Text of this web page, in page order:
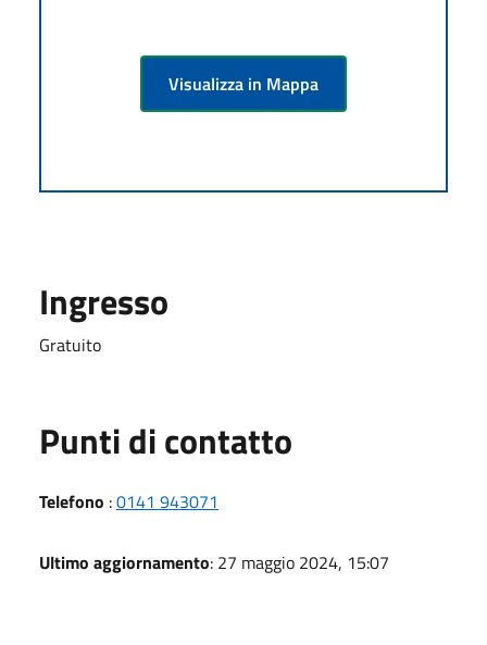
Visualizza in Mappa
Ingresso
Gratuito
Punti di contatto
Telefono :0141 943071
Ultimo aggiornamento: 27 maggio 2024, 15:07